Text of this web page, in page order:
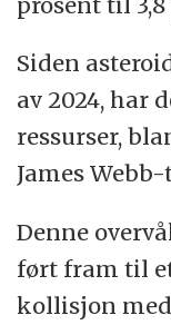
Siden
av 2024, har
ressurser,
James
Denne
ført fram til
kollisjon